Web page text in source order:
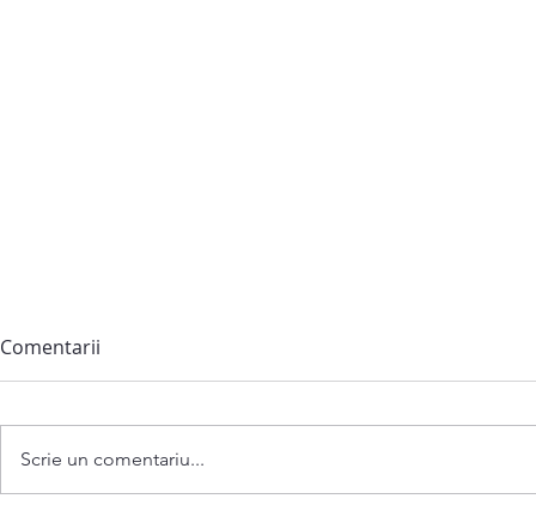
Comentarii
Scrie un comentariu...